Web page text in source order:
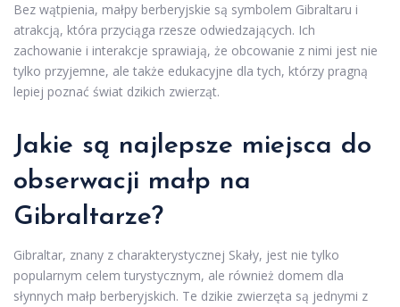
Bez wątpienia, małpy berberyjskie są symbolem Gibraltaru i
atrakcją, która przyciąga rzesze odwiedzających. Ich
zachowanie i interakcje sprawiają, że obcowanie z nimi jest nie
tylko przyjemne, ale także edukacyjne dla tych, którzy pragną
lepiej poznać świat dzikich zwierząt.
Jakie są najlepsze miejsca do
obserwacji małp na
Gibraltarze?
Gibraltar, znany z charakterystycznej Skały, jest nie tylko
popularnym celem turystycznym, ale również domem dla
słynnych małp berberyjskich. Te dzikie zwierzęta są jednymi z